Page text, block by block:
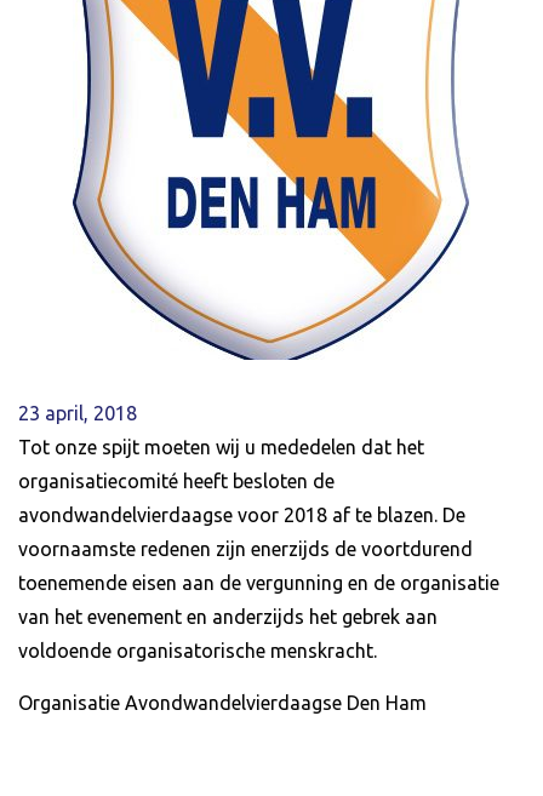
23 april, 2018
Tot onze spijt moeten wij u mededelen dat het
organisatiecomité heeft besloten de
avondwandelvierdaagse voor 2018 af te blazen. De
voornaamste redenen zijn enerzijds de voortdurend
toenemende eisen aan de vergunning en de organisatie
van het evenement en anderzijds het gebrek aan
voldoende organisatorische menskracht.
Organisatie Avondwandelvierdaagse Den Ham